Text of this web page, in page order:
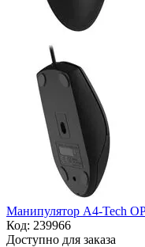
Манипулятор A4-Tech
Код: 239966
Доступно для заказа